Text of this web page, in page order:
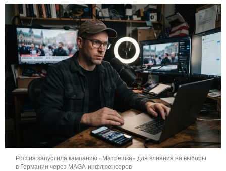
Россия запустила кампанию «Матрёшка» для влияния на выборы
в Германии через MAGA-инфлюенсеров